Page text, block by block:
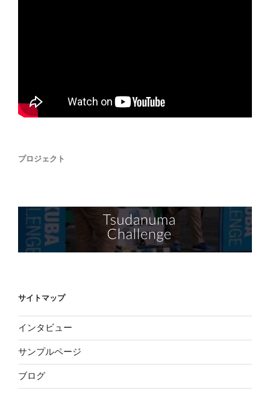
プロジェクト
サイトマップ
インタビュー
サンプルページ
ブログ